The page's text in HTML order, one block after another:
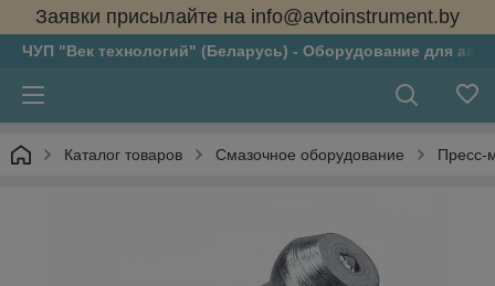
Заявки присылайте на info@avtoinstrument.by
ЧУП "Век технологий" (Беларусь) - Оборудование для
Каталог товаров Смазочное оборудование Пресс-